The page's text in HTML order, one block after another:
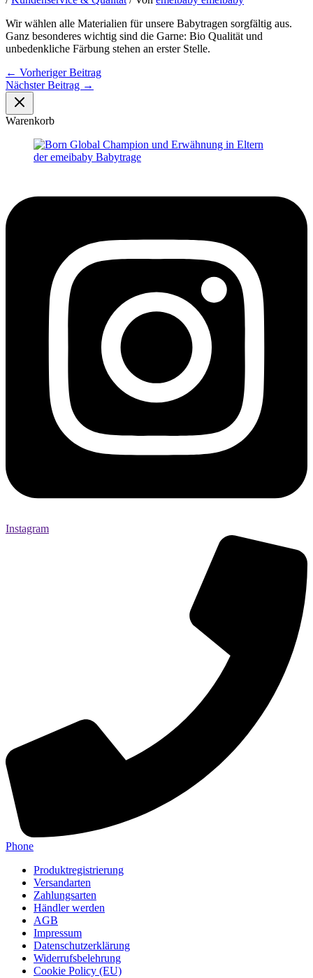
Wir wählen alle Materialien für unsere Babytragen sorgfältig aus.
Ganz besonderes wichtig sind die Garne: Bio Qualität und
unbedenkliche Färbung stehen an erster Stelle.
← Vorheriger Beitrag
Nächster Beitrag →
Warenkorb
Instagram
Phone
Produktregistrierung
Versandarten
Zahlungsarten
Händler werden
AGB
Impressum
Datenschutzerklärung
Widerrufsbelehrung
Cookie Policy (EU)